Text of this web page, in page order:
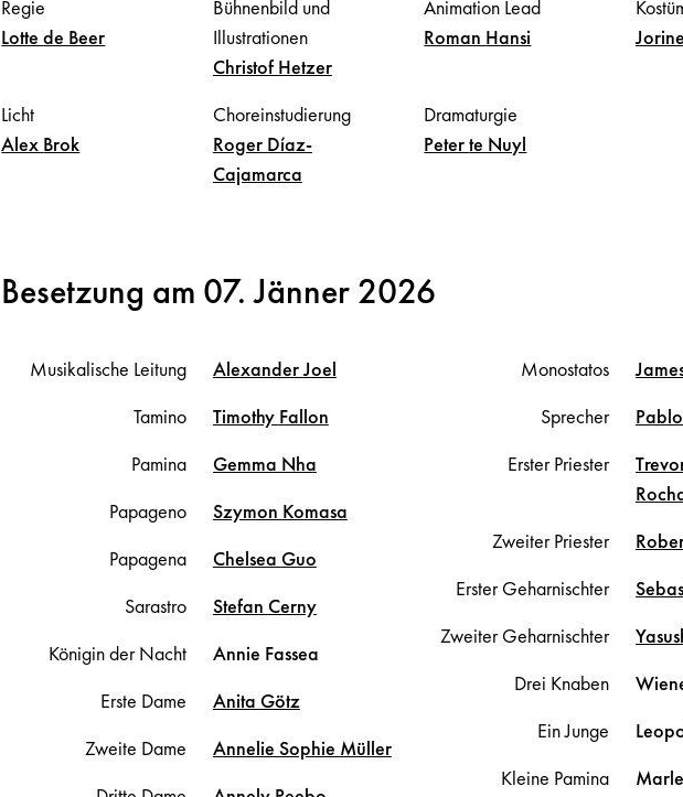
Regie
Lottede Beer
Bühnenbild und
Illustrationen
Christof Hetzer
Animation Lead
Roman Hansi
Jorine
Licht
Alex Brok
Choreinstudierung
Roger Díaz-
Cajamarca
Dramaturgie
Peterte Nuyl
Besetzung am 07. Jänner 2026
Musikalische Leitung AlexanderJoel
Tamino
Timothy Fallon
Pamina
Gemma Nha
Papageno
Szymon Komasa
Papagena
Chelsea Guo
Sarastro
Stefan Cerny
Königin der Nacht
Annie Fassea
Erste Dame
Anita Götz
Zweite Dame
Annelie Sophie Müller
Monostatos
Sprecher
Pablo
Erster Priester
Zweiter Priester
Erster Geharnischter
Zweiter Geharnischter
Drei Knaben
Ein Junge
Kleine Pamina